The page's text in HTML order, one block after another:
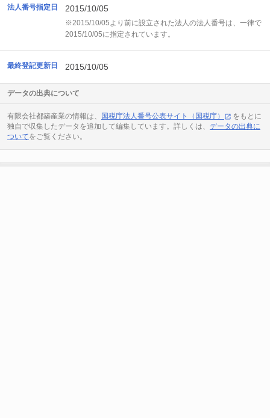
法人番号指定日 2015/10/05
※2015/10/05より前に設立された法人の法人番号は、一律で
2015/10/05に指定されています。
最終登記更新日 2015/10/05
データの出典について
有限会社都築産業の情報は、 国税庁法人番号公表サイト（国税庁）
をもとに
独自で収集したデータを追加して編集しています。詳しくは、 データの出典に
ついてをご覧ください。